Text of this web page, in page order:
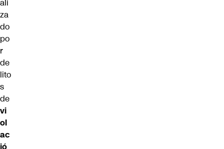
ali
za
do
po
r
de
lito
s
de
vi
ol
ac